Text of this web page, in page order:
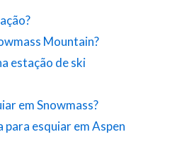
Mountain?
estação de ski
em Snowmass?
para esquiar em Aspen